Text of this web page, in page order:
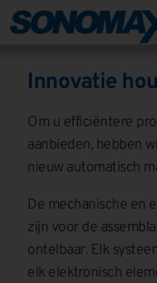
Innovatie
Om u efficiëntere
aanbieden, hebben
nieuw automatisch
De mechanische en
zijn voor de
ontelbaar. Elk
elk elektronisch